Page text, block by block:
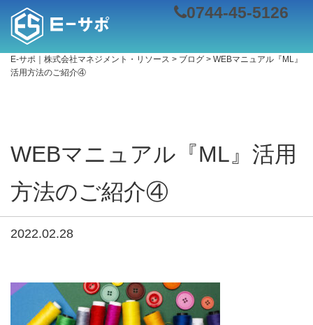
0744-45-5126
E-サポ｜株式会社マネジメント・リソース > ブログ > WEBマニュアル『ML』
活用方法のご紹介④
WEBマニュアル『ML』活用
方法のご紹介④
2022.02.28